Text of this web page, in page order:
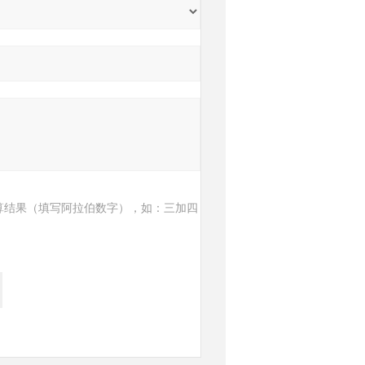
结果（填写阿拉伯数字），如：三加四